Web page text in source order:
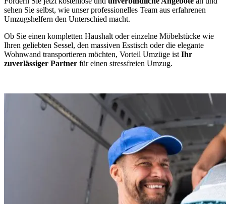
sehen Sie selbst, wie unser professionelles Team aus erfahrenen
Umzugshelfern den Unterschied macht.
Ob Sie einen kompletten Haushalt oder einzelne Möbelstücke wie
Ihren geliebten Sessel, den massiven Esstisch oder die elegante
Wohnwand transportieren möchten, Vorteil Umzüge ist Ihr
zuverlässiger Partner für einen stressfreien Umzug.